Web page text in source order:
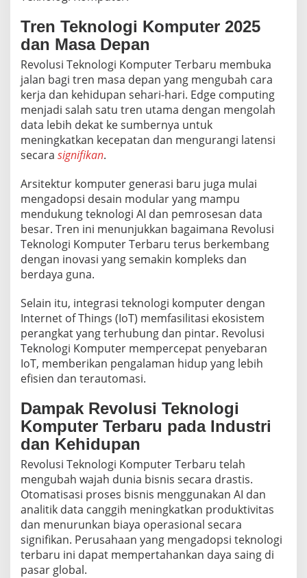
Tren Teknologi Komputer 2025
dan Masa Depan
Revolusi Teknologi Komputer Terbaru membuka
jalan bagi tren masa depan yang mengubah cara
kerja dan kehidupan sehari-hari. Edge computing
menjadi salah satu tren utama dengan mengolah
data lebih dekat ke sumbernya untuk
meningkatkan kecepatan dan mengurangi latensi
secara signifikan.
Arsitektur komputer generasi baru juga mulai
mengadopsi desain modular yang mampu
mendukung teknologi AI dan pemrosesan data
besar. Tren ini menunjukkan bagaimana Revolusi
Teknologi Komputer Terbaru terus berkembang
dengan inovasi yang semakin kompleks dan
berdaya guna.
Selain itu, integrasi teknologi komputer dengan
Internet of Things (IoT) memfasilitasi ekosistem
perangkat yang terhubung dan pintar. Revolusi
Teknologi Komputer mempercepat penyebaran
IoT, memberikan pengalaman hidup yang lebih
efisien dan terautomasi.
Dampak Revolusi Teknologi
Komputer Terbaru pada Industri
dan Kehidupan
Revolusi Teknologi Komputer Terbaru telah
mengubah wajah dunia bisnis secara drastis.
Otomatisasi proses bisnis menggunakan AI dan
analitik data canggih meningkatkan produktivitas
dan menurunkan biaya operasional secara
signifikan. Perusahaan yang mengadopsi teknologi
terbaru ini dapat mempertahankan daya saing di
pasar global.